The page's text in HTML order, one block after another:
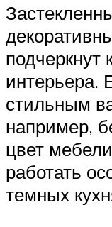
подчеркнут
интерьера.
стильным
например,
цвет
работать
темных